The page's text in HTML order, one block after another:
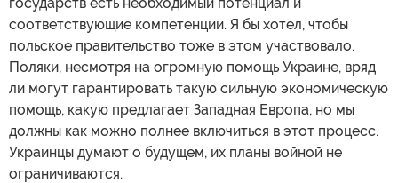
соответствующие компетенции. Я бы хотел, чтобы
польское правительство тоже в этом участвовало.
Поляки, несмотря на огромную помощь Украине, вряд
ли могут гарантировать такую сильную экономическую
помощь, какую предлагает Западная Европа, но мы
должны как можно полнее включиться в этот процесс.
Украинцы думают о будущем, их планы войной не
ограничиваются.